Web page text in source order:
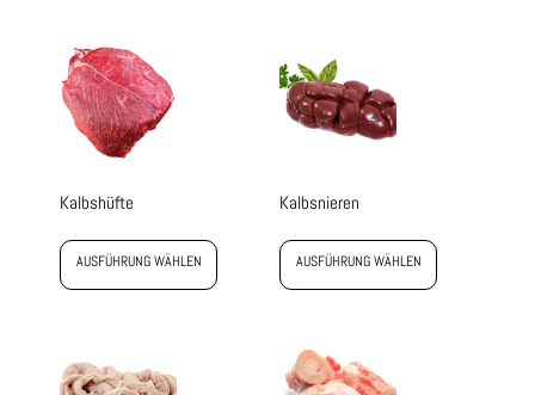
Kalbshüfte
AUSFÜHRUNG WÄHLEN
Kalbsnieren
AUSFÜHRUNG WÄHLEN